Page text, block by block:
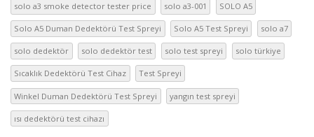
solo a3 smoke detector tester price solo a3-001 SOLO A5
Solo A5 Duman Dedektörü Test Spreyi Solo A5 Test Spreyi solo a7
solo dedektör solo dedektör test solo test spreyi solo türkiye
Sıcaklık Dedektörü Test Cihaz Test Spreyi
Winkel Duman Dedektörü Test Spreyi yangın test spreyi
ısı dedektörü test cihazı